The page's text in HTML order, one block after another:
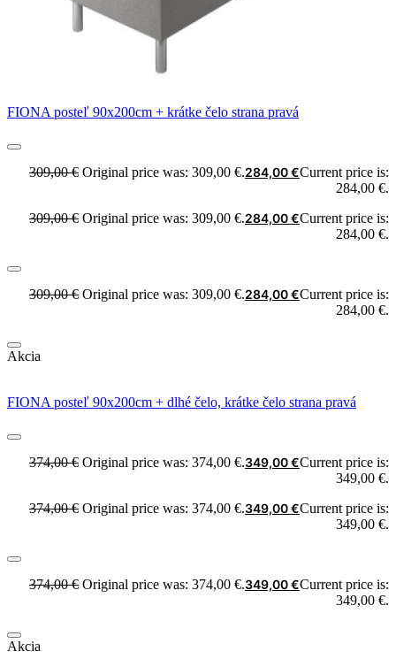
FIONA posteľ 90x200cm + krátke čelo strana pravá
309,00€ Original price was: 309,00 €.284,00€Current price is:
284,00 €.
309,00€ Original price was: 309,00 €.284,00€Current price is:
284,00 €.
309,00€ Original price was: 309,00 €.284,00€Current price is:
284,00 €.
Akcia
FIONA posteľ 90x200cm + dlhé čelo, krátke čelo strana pravá
374,00€ Original price was: 374,00 €.349,00€Current price is:
349,00 €.
374,00€ Original price was: 374,00 €.349,00€Current price is:
349,00 €.
374,00€ Original price was: 374,00 €.349,00€Current price is:
349,00 €.
Akcia